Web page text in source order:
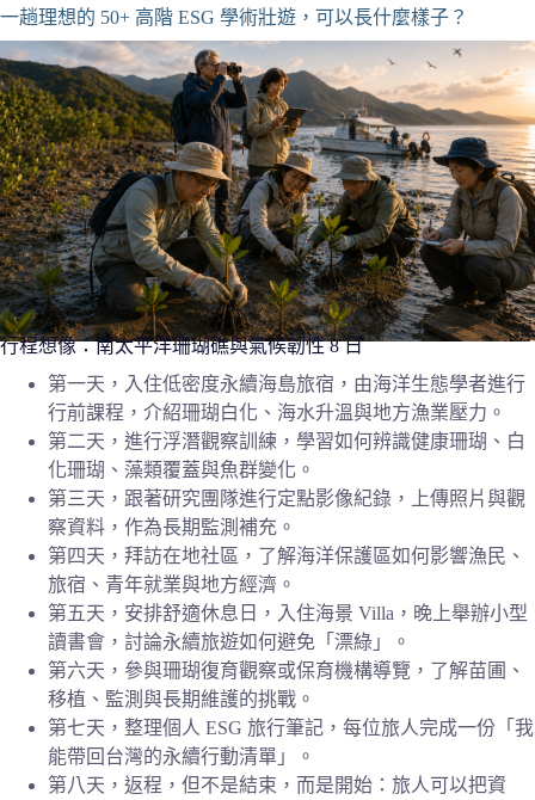
一趟理想的 50+ 高階 ESG 學術壯遊，可以長什麼樣子？
行程想像：南太平洋珊瑚礁與氣候韌性 8 日
第一天，入住低密度永續海島旅宿，由海洋生態學者進行
行前課程，介紹珊瑚白化、海水升溫與地方漁業壓力。
第二天，進行浮潛觀察訓練，學習如何辨識健康珊瑚、白
化珊瑚、藻類覆蓋與魚群變化。
第三天，跟著研究團隊進行定點影像紀錄，上傳照片與觀
察資料，作為長期監測補充。
第四天，拜訪在地社區，了解海洋保護區如何影響漁民、
旅宿、青年就業與地方經濟。
第五天，安排舒適休息日，入住海景 Villa，晚上舉辦小型
讀書會，討論永續旅遊如何避免「漂綠」。
第六天，參與珊瑚復育觀察或保育機構導覽，了解苗圃、
移植、監測與長期維護的挑戰。
第七天，整理個人 ESG 旅行筆記，每位旅人完成一份「我
能帶回台灣的永續行動清單」。
第八天，返程，但不是結束，而是開始：旅人可以把資